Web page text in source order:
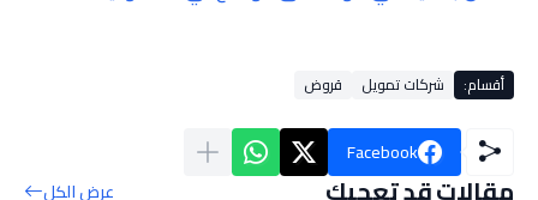
أقسام: شركات تمويل قروض
Facebook
مقالات قد تعجبك عرض الكل